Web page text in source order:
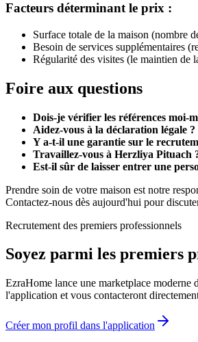
Facteurs déterminant le prix :
Surface totale de la maison (nombre
Besoin de services supplémentaires
Régularité des visites (le maintien de
Foire aux questions
Dois-je vérifier les références moi-
Aidez-vous à la déclaration légale ?
Y a-t-il une garantie sur le
Travaillez-vous à Herzliya Pituach
Est-il sûr de laisser entrer une
Prendre soin de votre maison est notre
Contactez-nous dès aujourd'hui pour
Recrutement des premiers professionnels
Soyez parmi les premiers
EzraHome lance une marketplace
l'application et vous contacteront
Créer mon profil dans l'application